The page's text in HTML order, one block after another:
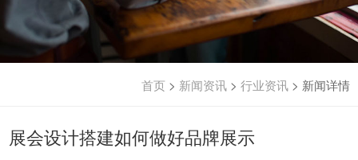
首页 > 新闻资讯> 行业资讯> 新闻详情
展会设计搭建如何做好品牌展示